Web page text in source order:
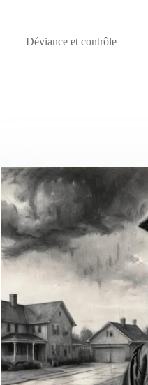
Déviance et contrôle